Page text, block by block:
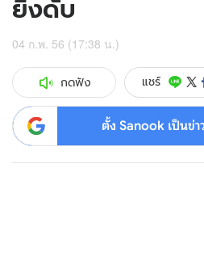
ยิงดับ
04 ก.พ. 56 (17:38 น.)
กดฟัง แชร์
ตั้ง Sanook เป็นข่